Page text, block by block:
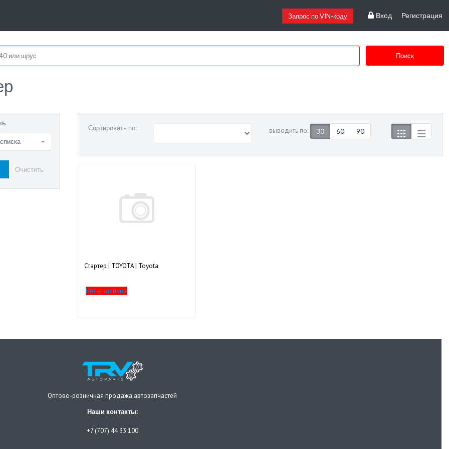
Запрос по VIN-коду Вход Регистрация
Поиск
Сортировать по: выводить по: 30 60 90
Стартер | TOYOTA | Toyota
Нет в наличии
Оптово-розничная продажа автозапчастей
Наши контакты:
+7 (707) 44 33 100